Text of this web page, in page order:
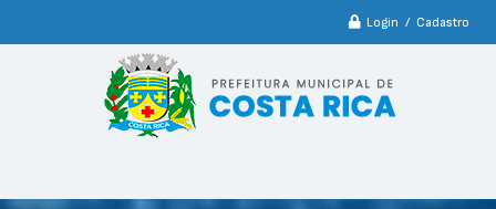
Login / Cadastro